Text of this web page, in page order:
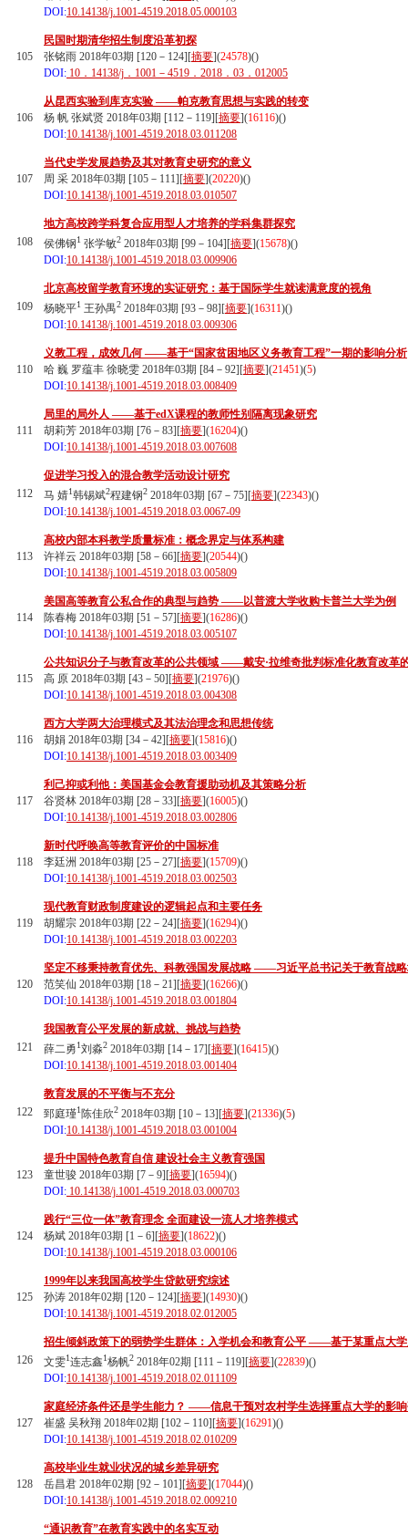
DOI:10.14138/j.1001-4519.2018.05.000103
105
民国时期清华招生制度沿革初探
张铭雨 2018年03期 [120－124][摘要](24578)()
DOI: 10．14138/j．1001－4519．2018．03．012005
106
从昆西实验到库克实验 ——帕克教育思想与实践的转变
杨 帆 张斌贤 2018年03期 [112－119][摘要](16116)()
DOI:10.14138/j.1001-4519.2018.03.011208
107
当代史学发展趋势及其对教育史研究的意义
周 采 2018年03期 [105－111][摘要](20220)()
DOI:10.14138/j.1001-4519.2018.03.010507
108
地方高校跨学科复合应用型人才培养的学科集群探究
侯佛钢1 张学敏2 2018年03期 [99－104][摘要](15678)()
DOI:10.14138/j.1001-4519.2018.03.009906
109
北京高校留学教育环境的实证研究：基于国际学生就读满意度的视角
杨晓平1 王孙禺2 2018年03期 [93－98][摘要](16311)()
DOI:10.14138/j.1001-4519.2018.03.009306
110
义教工程，成效几何 ——基于“国家贫困地区义务教育工程”一期的影响分析
哈 巍 罗蕴丰 徐晓雯 2018年03期 [84－92][摘要](21451)(5)
DOI:10.14138/j.1001-4519.2018.03.008409
111
局里的局外人 ——基于edX课程的教师性别隔离现象研究
胡莉芳 2018年03期 [76－83][摘要](16204)()
DOI:10.14138/j.1001-4519.2018.03.007608
112
促进学习投入的混合教学活动设计研究
马 婧1韩锡斌2程建钢2 2018年03期 [67－75][摘要](22343)()
DOI:10.14138/j.1001-4519.2018.03.0067-09
113
高校内部本科教学质量标准：概念界定与体系构建
许祥云 2018年03期 [58－66][摘要](20544)()
DOI:10.14138/j.1001-4519.2018.03.005809
114
美国高等教育公私合作的典型与趋势 ——以普渡大学收购卡普兰大学为例
陈春梅 2018年03期 [51－57][摘要](16286)()
DOI:10.14138/j.1001-4519.2018.03.005107
115
公共知识分子与教育改革的公共领域 ——戴安·拉维奇批判标准化教育改革
高 原 2018年03期 [43－50][摘要](21976)()
DOI:10.14138/j.1001-4519.2018.03.004308
116
西方大学两大治理模式及其法治理念和思想传统
胡娟 2018年03期 [34－42][摘要](15816)()
DOI:10.14138/j.1001-4519.2018.03.003409
117
利己抑或利他：美国基金会教育援助动机及其策略分析
谷贤林 2018年03期 [28－33][摘要](16005)()
DOI:10.14138/j.1001-4519.2018.03.002806
118
新时代呼唤高等教育评价的中国标准
李廷洲 2018年03期 [25－27][摘要](15709)()
DOI:10.14138/j.1001-4519.2018.03.002503
119
现代教育财政制度建设的逻辑起点和主要任务
胡耀宗 2018年03期 [22－24][摘要](16294)()
DOI:10.14138/j.1001-4519.2018.03.002203
120
坚定不移秉持教育优先、科教强国发展战略 ——习近平总书记关于教育战
范笑仙 2018年03期 [18－21][摘要](16266)()
DOI:10.14138/j.1001-4519.2018.03.001804
121
我国教育公平发展的新成就、挑战与趋势
薛二勇1刘淼2 2018年03期 [14－17][摘要](16415)()
DOI:10.14138/j.1001-4519.2018.03.001404
122
教育发展的不平衡与不充分
郅庭瑾1 陈佳欣2 2018年03期 [10－13][摘要](21336)(5)
DOI:10.14138/j.1001-4519.2018.03.001004
123
提升中国特色教育自信 建设社会主义教育强国
童世骏 2018年03期 [7－9][摘要](16594)()
DOI: 10.14138/j.1001-4519.2018.03.000703
124
践行“三位一体”教育理念 全面建设一流人才培养模式
杨斌 2018年03期 [1－6][摘要](18622)()
DOI:10.14138/j.1001-4519.2018.03.000106
125
1999年以来我国高校学生贷款研究综述
孙涛 2018年02期 [120－124][摘要](14930)()
DOI:10.14138/j.1001-4519.2018.02.012005
126
招生倾斜政策下的弱势学生群体：入学机会和教育公平 ——基于某重点大
文雯1连志鑫1杨帆2 2018年02期 [111－119][摘要](22839)()
DOI:10.14138/j.1001-4519.2018.02.011109
127
家庭经济条件还是学生能力？ ——信息干预对农村学生选择重点大学的影
崔盛 吴秋翔 2018年02期 [102－110][摘要](16291)()
DOI:10.14138/j.1001-4519.2018.02.010209
128
高校毕业生就业状况的城乡差异研究
岳昌君 2018年02期 [92－101][摘要](17044)()
DOI:10.14138/j.1001-4519.2018.02.009210
“通识教育”在教育实践中的名实互动